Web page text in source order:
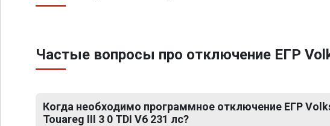
Частые вопросы про отключение ЕГР
Когда необходимо программное отключение ЕГР
Touareg III 3 0 TDI V6 231 лс?